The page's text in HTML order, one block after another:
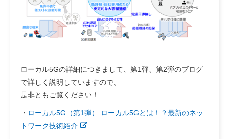
ローカル5Gの詳細につきまして、第1弾、第2弾のブログ
で詳しく説明していますので、
是非ともご覧ください！
・ ローカル5G（第1弾） ローカル5Gとは！？最新のネッ
トワーク技術紹介